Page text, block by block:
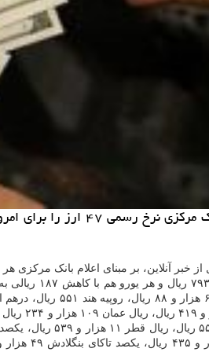
خبر آنلاین، بر مبنای اعلام بانک مرکزی هر